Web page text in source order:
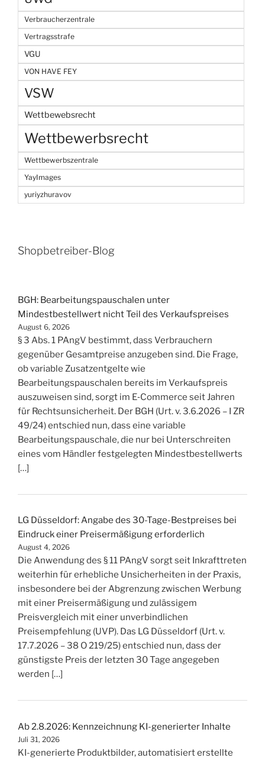
Verbraucherzentrale
Vertragsstrafe
VGU
VON HAVE FEY
VSW
Wettbewebsrecht
Wettbewerbsrecht
Wettbewerbszentrale
YayImages
yuriyzhuravov
Shopbetreiber-Blog
BGH: Bearbeitungspauschalen unter
Mindestbestellwert nicht Teil des Verkaufspreises
August 6, 2026
§ 3 Abs. 1 PAngV bestimmt, dass Verbrauchern
gegenüber Gesamtpreise anzugeben sind. Die Frage,
ob variable Zusatzentgelte wie
Bearbeitungspauschalen bereits im Verkaufspreis
auszuweisen sind, sorgt im E‑Commerce seit Jahren
für Rechtsunsicherheit. Der BGH (Urt. v. 3.6.2026 – I ZR
49/24) entschied nun, dass eine variable
Bearbeitungspauschale, die nur bei Unterschreiten
eines vom Händler festgelegten Mindestbestellwerts
[…]
LG Düsseldorf: Angabe des 30-Tage-Bestpreises bei
Eindruck einer Preisermäßigung erforderlich
August 4, 2026
Die Anwendung des § 11 PAngV sorgt seit Inkrafttreten
weiterhin für erhebliche Unsicherheiten in der Praxis,
insbesondere bei der Abgrenzung zwischen Werbung
mit einer Preisermäßigung und zulässigem
Preisvergleich mit einer unverbindlichen
Preisempfehlung (UVP). Das LG Düsseldorf (Urt. v.
17.7.2026 – 38 O 219/25) entschied nun, dass der
günstigste Preis der letzten 30 Tage angegeben
werden […]
Ab 2.8.2026: Kennzeichnung KI-generierter Inhalte
Juli 31, 2026
KI-generierte Produktbilder, automatisiert erstellte